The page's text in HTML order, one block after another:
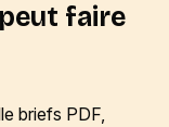
faire
briefs PDF,